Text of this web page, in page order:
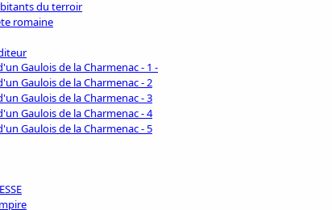
du terroir
romaine
Gaulois de la Charmenac - 1 -
Souvenirs d'un Gaulois de la Charmenac - 2
Souvenirs d'un Gaulois de la Charmenac - 3
Souvenirs d'un Gaulois de la Charmenac - 4
Souvenirs d'un Gaulois de la Charmenac - 5